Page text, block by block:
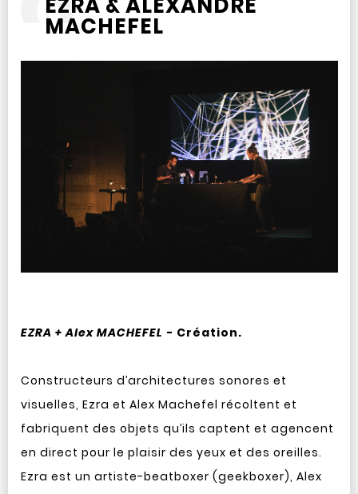
MACHEFEL
EZRA + Alex MACHEFEL - Création.
Constructeurs d’architectures sonores et
visuelles, Ezra et Alex Machefel récoltent et
fabriquent des objets qu’ils captent et agencent
en direct pour le plaisir des yeux et des oreilles.
Ezra est un artiste-beatboxer (geekboxer), Alex